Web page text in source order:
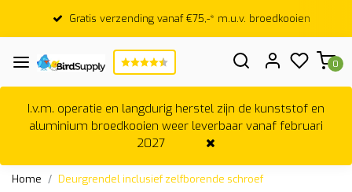
Gratis verzending vanaf €75,-* m.u.v. broedkooien
0
I.v.m. operatie en langdurig herstel zijn de kunststof en
aluminium broedkooien weer leverbaar vanaf februari
2027
Home Deurgrendel inclusief zelfborende schroef